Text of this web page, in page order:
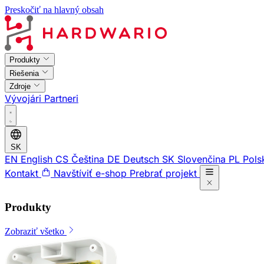
Preskočiť na hlavný obsah
Produkty
Riešenia
Zdroje
Vývojári Partneri
SK
EN English CS Čeština DE Deutsch SK Slovenčina PL
Kontakt
Navštíviť e-shop Prebrať projekt
Produkty
Zobraziť všetko